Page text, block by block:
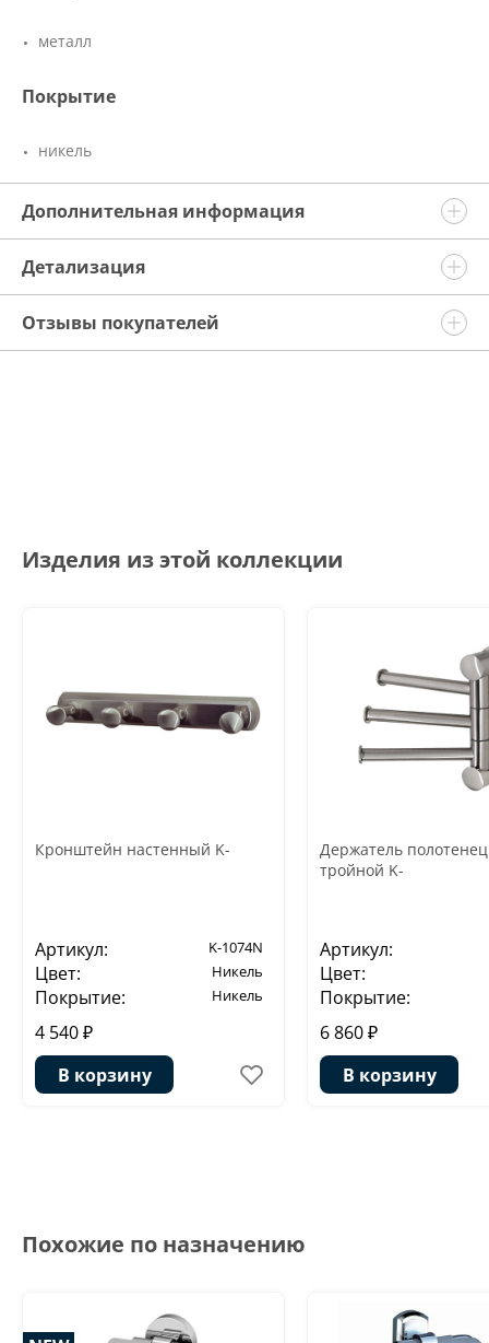
металл
Покрытие
никель
Дополнительная информация
Детализация
Отзывы покупателей
Изделия из этой коллекции
Кронштейн настенный K-
Артикул: K-1074N
Цвет: Никель
Покрытие: Никель
4 540 ₽
В корзину
Держатель полотенец
тройной K-
Артикул:
Цвет:
Покрытие:
6 860 ₽
В корзину
Похожие по назначению